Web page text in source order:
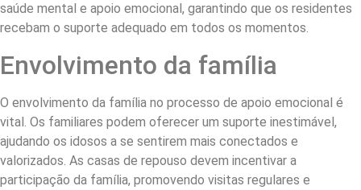
saúde mental e apoio emocional, garantindo que os residentes
recebam o suporte adequado em todos os momentos.
Envolvimento da família
O envolvimento da família no processo de apoio emocional é
vital. Os familiares podem oferecer um suporte inestimável,
ajudando os idosos a se sentirem mais conectados e
valorizados. As casas de repouso devem incentivar a
participação da família, promovendo visitas regulares e